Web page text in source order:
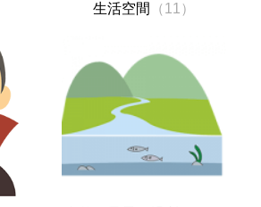
生活空間 （11）